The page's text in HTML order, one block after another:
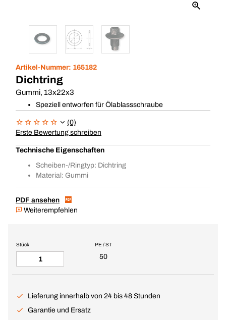
Artikel-Nummer: 165182
Dichtring
Gummi, 13x22x3
Speziell entworfen für Ölablassschraube
(0)
Erste Bewertung schreiben
Technische Eigenschaften
Scheiben-/Ringtyp: Dichtring
Material: Gummi
PDF ansehen
Weiterempfehlen
PE / ST
50
Stück
Lieferung innerhalb von 24 bis 48 Stunden
Garantie und Ersatz